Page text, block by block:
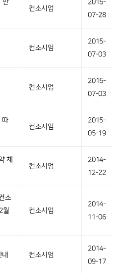
안
컨소시엄
2015-
07-28
컨소시엄
2015-
07-03
컨소시엄
2015-
07-03
따
컨소시엄
2015-
05-19
체
컨소시엄
2014-
12-22
소
월
컨소시엄
2014-
11-06
내 컨소시엄
2014-
09-17